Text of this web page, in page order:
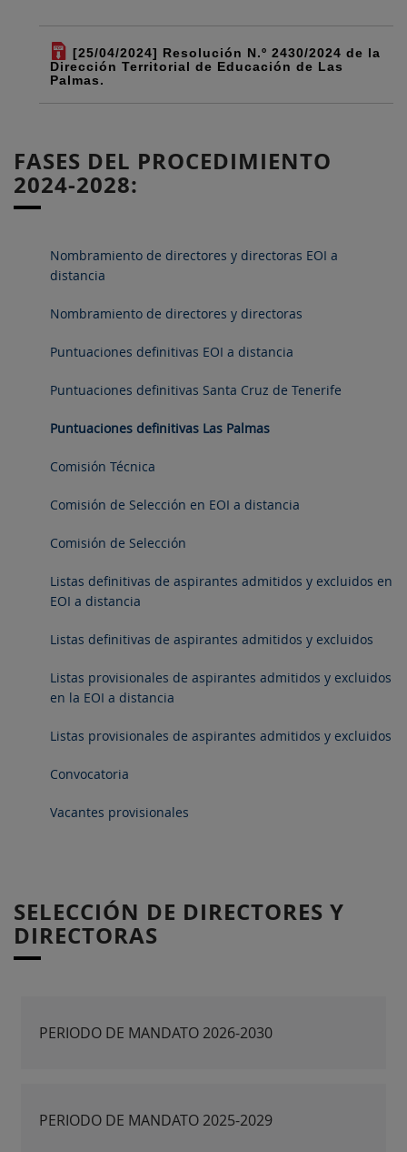
[25/04/2024] Resolución N.º 2430/2024 de la
Dirección Territorial de Educación de Las
Palmas.
FASES DEL PROCEDIMIENTO
2024-2028:
Nombramiento de directores y directoras EOI a
distancia
Nombramiento de directores y directoras
Puntuaciones definitivas EOI a distancia
Puntuaciones definitivas Santa Cruz de Tenerife
Puntuaciones definitivas Las Palmas
Comisión Técnica
Comisión de Selección en EOI a distancia
Comisión de Selección
Listas definitivas de aspirantes admitidos y excluidos en
EOI a distancia
Listas definitivas de aspirantes admitidos y excluidos
Listas provisionales de aspirantes admitidos y excluidos
en la EOI a distancia
Listas provisionales de aspirantes admitidos y excluidos
Convocatoria
Vacantes provisionales
SELECCIÓN DE DIRECTORES Y
DIRECTORAS
PERIODO DE MANDATO 2026-2030
PERIODO DE MANDATO 2025-2029